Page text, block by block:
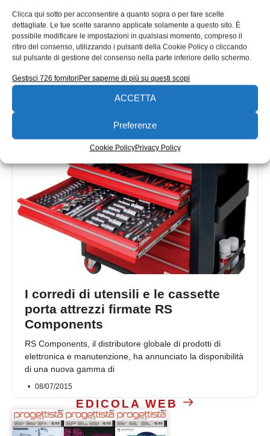
Clicca qui sotto per acconsentire a quanto sopra o per fare scelte
dettagliate. Le tue scelte saranno applicate solamente a questo sito. È
possibile modificare le impostazioni in qualsiasi momento, compreso il
ritiro del consenso, utilizzando i pulsanti della Cookie Policy o cliccando
sul pulsante di gestione del consenso nella parte inferiore dello schermo.
Gestisci 726 fornitoriPer saperne di più su questi scopi
ACCETTA
Preferenze
Cookie PolicyPrivacy Policy
Nuove pinze per misura di terra con
tecnologia wireless
Il distributore di elettronica Distrelec estende il proprio
portafoglio aggiungendo la pinza per misure di terra
Fluke 1630-2 FC. Questo
I corredi di utensili e le cassette
porta attrezzi firmate RS
Components
RS Components, il distributore globale di prodotti di
elettronica e manutenzione, ha annunciato la disponibilità
di una nuova gamma di
08/07/2015
EDICOLA WEB